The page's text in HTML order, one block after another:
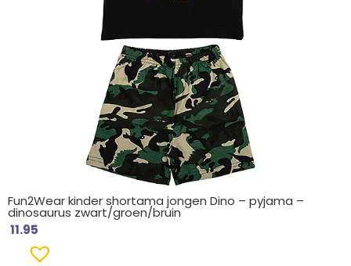
Fun2Wear kinder shortama jongen Dino – pyjama –
dinosaurus zwart/groen/bruin
11.95